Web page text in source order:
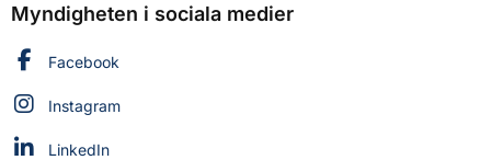
Myndigheten i sociala medier
Myndigheten för civilt försvar på
Facebook
Myndigheten för civilt försvar på
Instagram
Myndigheten för civilt försvar på
LinkedIn